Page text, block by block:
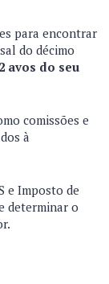
para encontrar
do décimo
avos do seu
comissões e
à
e Imposto de
determinar o